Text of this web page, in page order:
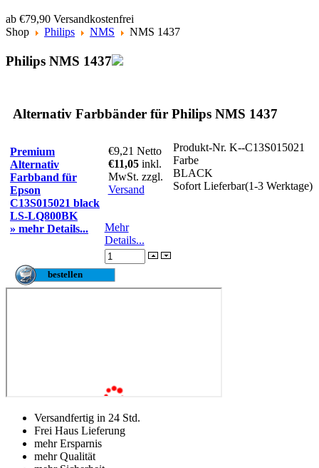
ab €79,90 Versandkostenfrei
Shop
Philips NMS NMS 1437
Philips NMS 1437
Alternativ Farbbänder für Philips NMS 1437
Premium
Alternativ
Farbband für
Epson
C13S015021 black
LS-LQ800BK
» mehr Details...
€9,21 Netto
€11,05 inkl.
MwSt. zzgl.
Versand
Produkt-Nr. K--C13S015021
Farbe
BLACK
Sofort Lieferbar(1-3 Werktage)
Mehr
Details...
Versandfertig in 24 Std.
Frei Haus Lieferung
mehr Ersparnis
mehr Qualität